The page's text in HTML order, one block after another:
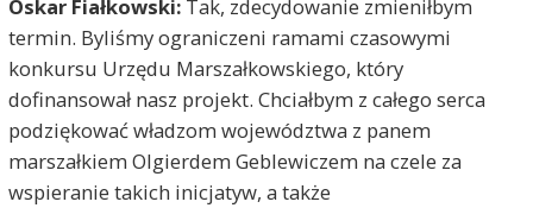
Oskar Fiałkowski: Tak, zdecydowanie zmieniłbym
termin. Byliśmy ograniczeni ramami czasowymi
konkursu Urzędu Marszałkowskiego, który
dofinansował nasz projekt. Chciałbym z całego serca
podziękować władzom województwa z panem
marszałkiem Olgierdem Geblewiczem na czele za
wspieranie takich inicjatyw, a także